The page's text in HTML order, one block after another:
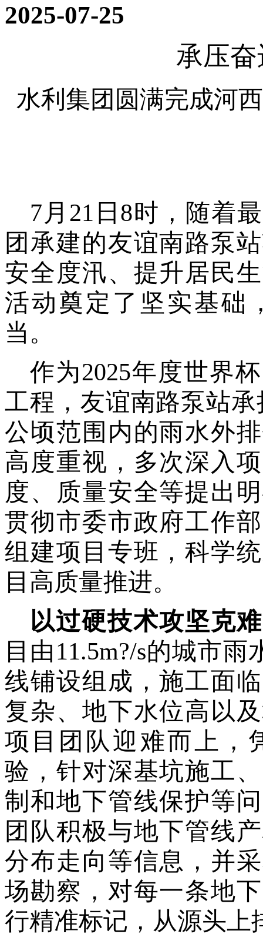
2025-07-25
承压
水利集团圆满完成河
7月21日8时，随着
团承建的友谊南路泵
安全度汛、提升居民
活动奠定了坚实基础
当。
作为2025年度世界
工程，友谊南路泵站
公顷范围内的雨水外
高度重视，多次深入
度、质量安全等提出
贯彻市委市政府工作
组建项目专班，科学
目高质量推进。
以过硬技术攻坚克
目由11.5m?/s的城市雨
线铺设组成，施工面临
复杂、地下水位高以
项目团队迎难而上，
验，针对深基坑施工
制和地下管线保护等
团队积极与地下管线
分布走向等信息，并
场勘察，对每一条地
行精准标记，从源头上